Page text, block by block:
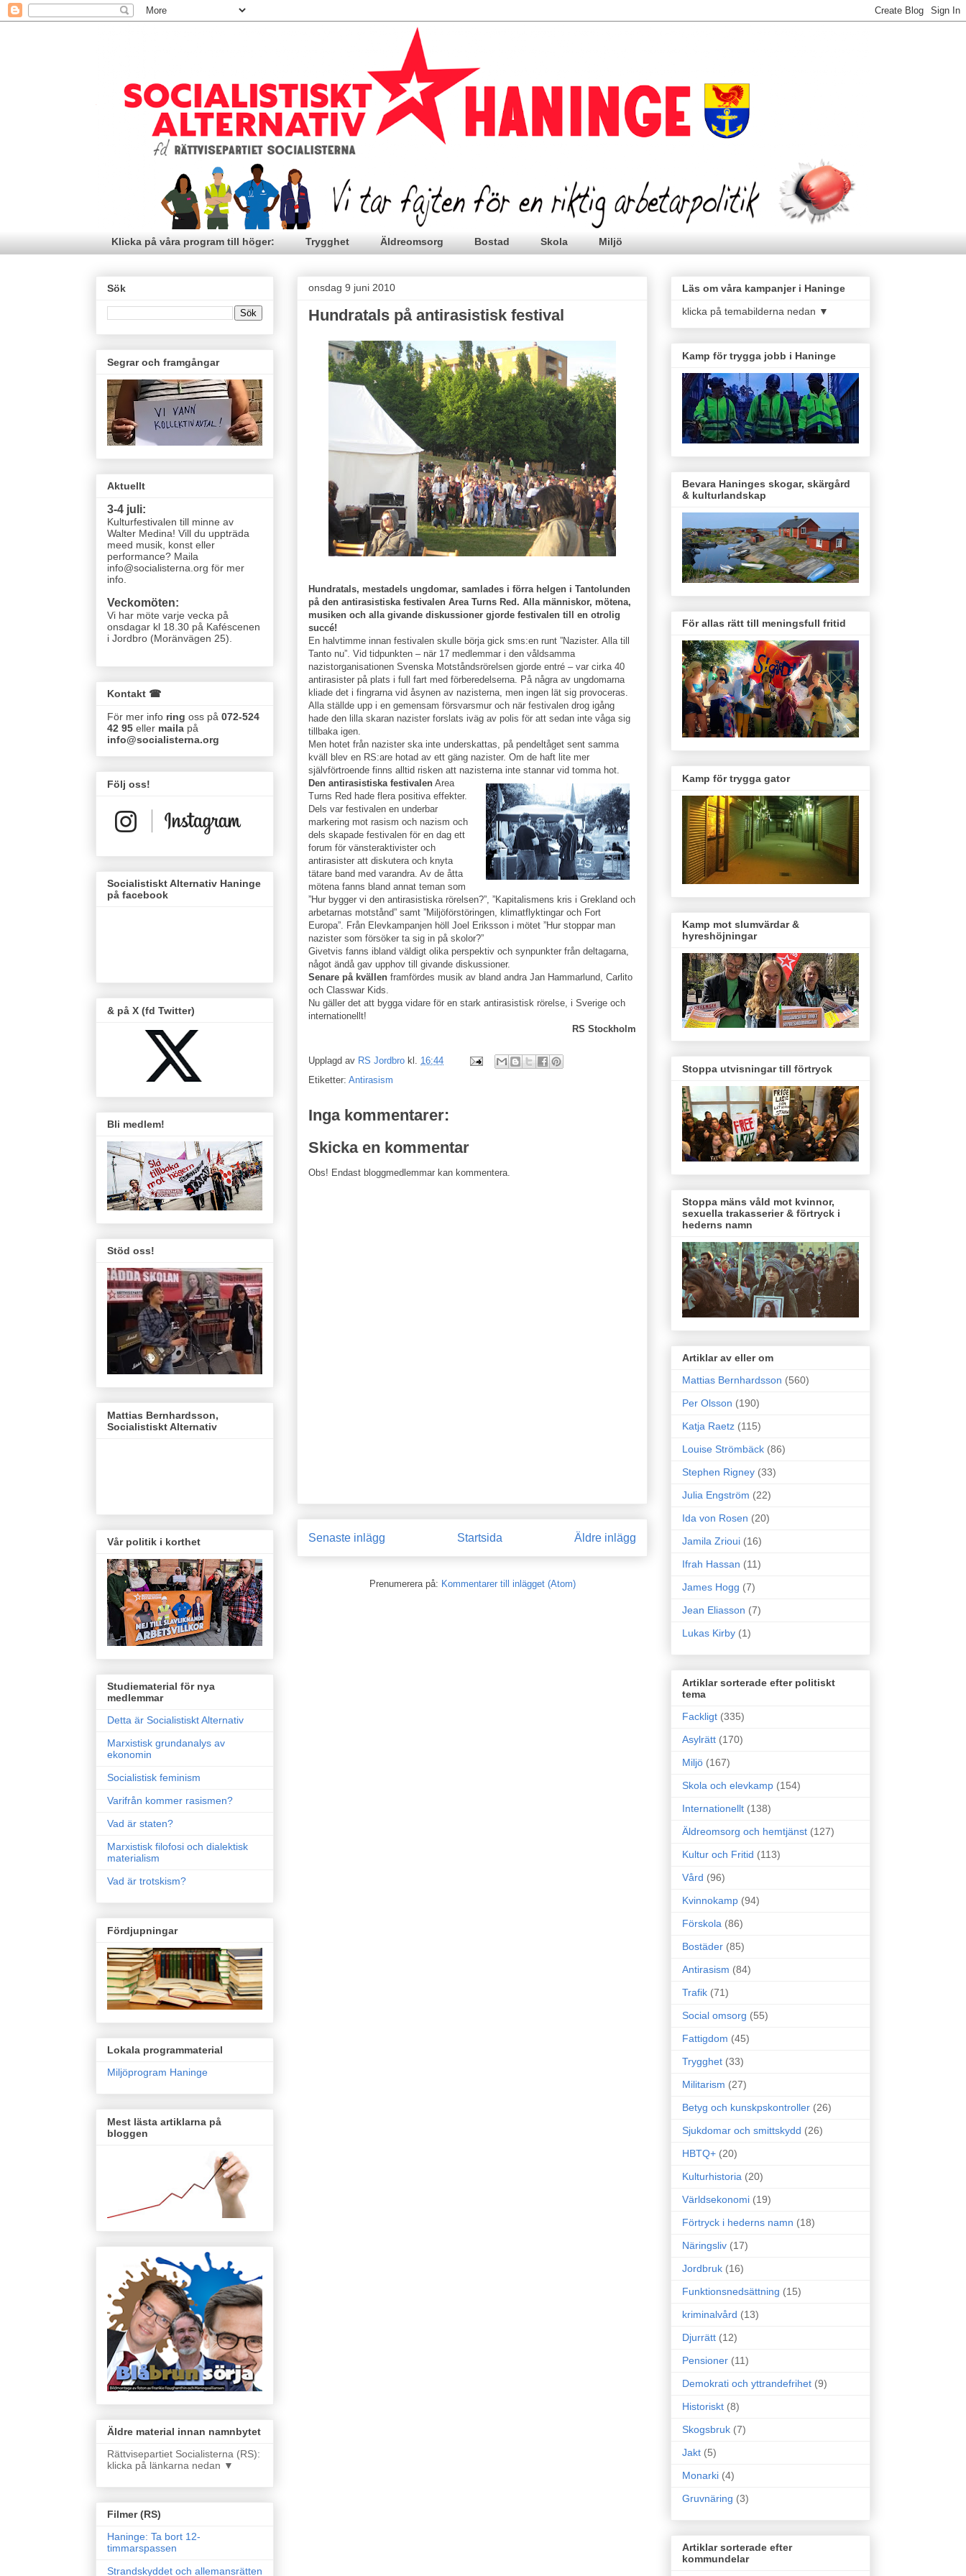
Klicka på våra program till höger: Trygghet Äldreomsorg Bostad Skola Miljö
onsdag 9 juni 2010
Hundratals på antirasistisk festival
Hundratals, mestadels ungdomar, samlades i förra helgen i Tantolunden
på den antirasistiska festivalen Area Turns Red. Alla människor, mötena,
musiken och alla givande diskussioner gjorde festivalen till en otrolig
suc­cé!
En halvtimme innan festivalen skulle börja gick sms:en runt ”Nazister. Alla till
Tanto nu”. Vid tidpunkten – när 17 medlemmar i den våldsamma
nazistorganisationen Svenska Motståndsrörelsen gjorde entré – var cirka 40
antirasister på plats i full fart med förberedelserna. På några av ungdomarna
kliade det i fingrarna vid åsynen av nazisterna, men ingen lät sig provoceras.
Alla ställde upp i en gemensam försvarsmur och när festi­valen drog igång
hade den lilla skaran nazister forslats iväg av polis för att sedan inte våga sig
tillbaka igen.
Men hotet från nazister ska inte underskattas, på pendeltåget sent samma
kväll blev en RS:are hotad av ett gäng nazister. Om de haft lite mer
självförtroende finns alltid risken att nazisterna inte stannar vid tomma hot.
Den antirasistiska festivalen Area
Turns Red hade flera positiva effekter.
Dels var festivalen en underbar
markering mot rasism och nazism och
dels skapade festivalen för en dag ett
forum för vänsteraktivister och
antirasister att diskutera och kny­ta
tätare band med varandra. Av de åtta
mötena fanns bland annat teman som
”Hur bygger vi den antirasistiska rörelsen?”, ”Kapitalismens kris i Grekland och
arbetarnas motstånd” samt ”Miljöförstöringen, klimatflyktingar och Fort
Europa”. Från Elevkampanjen höll Joel Eriksson i mötet ”Hur stoppar man
nazister som försöker ta sig in på skolor?”
Givetvis fanns ibland väldigt olika perspektiv och synpunkter från deltagarna,
något ändå gav upphov till givande diskussioner.
Senare på kvällen framfördes mu­sik av bland andra Jan Hammarlund, Carlito
och Classwar Kids.
Nu gäller det att bygga vidare för en stark antirasistisk rörelse, i Sverige och
internationellt!
RS Stockholm
Upplagd av RS Jordbro kl. 16:44
Etiketter: Antirasism
Inga kommentarer:
Skicka en kommentar
Obs! Endast bloggmedlemmar kan kommentera.
Senaste inlägg Äldre inlägg
Startsida
Prenumerera på: Kommentarer till inlägget (Atom)
Sök
Segrar och framgångar
Aktuellt
3-4 juli:
Kulturfestivalen till minne av
Walter Medina! Vill du uppträda
meed musik, konst eller
performance? Maila
info@socialisterna.org för mer
info.
Veckomöten:
Vi har möte varje vecka på
onsdagar kl 18.30 på Kaféscenen
i Jordbro (Moränvägen 25)
Kontakt ☎
För mer info ring oss på 072-524
42 95 eller maila på
info@socialisterna.org
Följ oss!
Socialistiskt Alternativ Haninge
på facebook
& på X (fd Twitter)
Bli medlem!
Stöd oss!
Mattias Bernhardsson,
Socialistiskt Alternativ
Vår politik i korthet
Studiematerial för nya
medlemmar
Detta är Socialistiskt Alternativ
Marxistisk grundanalys av
ekonomin
Socialistisk feminism
Varifrån kommer rasismen?
Vad är staten?
Marxistisk filofosi och dialektisk
materialism
Vad är trotskism?
Fördjupningar
Lokala programmaterial
Miljöprogram Haninge
Mest lästa artiklarna på
bloggen
Äldre material innan namnbytet
Rättvisepartiet Socialisterna (RS):
klicka på länkarna nedan ▼
Filmer (RS)
Haninge: Ta bort 12-
timmarspassen
Strandskyddet och allemansrätten
Läs om våra kampanjer i Haninge
klicka på temabilderna nedan ▼
Kamp för trygga jobb i Haninge
Bevara Haninges skogar, skärgård
& kulturlandskap
För allas rätt till meningsfull fritid
Kamp för trygga gator
Kamp mot slumvärdar &
hyreshöjningar
Stoppa utvisningar till förtryck
Stoppa mäns våld mot kvinnor,
sexuella trakasserier & förtryck i
hederns namn
Artiklar av eller om
Mattias Bernhardsson (560)
Per Olsson (190)
Katja Raetz (115)
Louise Strömbäck (86)
Stephen Rigney (33)
Julia Engström (22)
Ida von Rosen (20)
Jamila Zrioui (16)
Ifrah Hassan (11)
James Hogg (7)
Jean Eliasson (7)
Lukas Kirby (1)
Artiklar sorterade efter politiskt
tema
Fackligt (335)
Asylrätt (170)
Miljö (167)
Skola och elevkamp (154)
Internationellt (138)
Äldreomsorg och hemtjänst (127)
Kultur och Fritid (113)
Vård (96)
Kvinnokamp (94)
Förskola (86)
Bostäder (85)
Antirasism (84)
Trafik (71)
Social omsorg (55)
Fattigdom (45)
Trygghet (33)
Militarism (27)
Betyg och kunskpskontroller (26)
Sjukdomar och smittskydd (26)
HBTQ+ (20)
Kulturhistoria (20)
Världsekonomi (19)
Förtryck i hederns namn (18)
Näringsliv (17)
Jordbruk (16)
Funktionsnedsättning (15)
kriminalvård (13)
Djurrätt (12)
Pensioner (11)
Demokrati och yttrandefrihet (9)
Historiskt (8)
Skogsbruk (7)
Jakt (5)
Monarki (4)
Gruvnäring (3)
Artiklar sorterade efter
kommundelar